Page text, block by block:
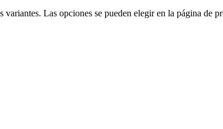
variantes. Las opciones se pueden elegir en la página de